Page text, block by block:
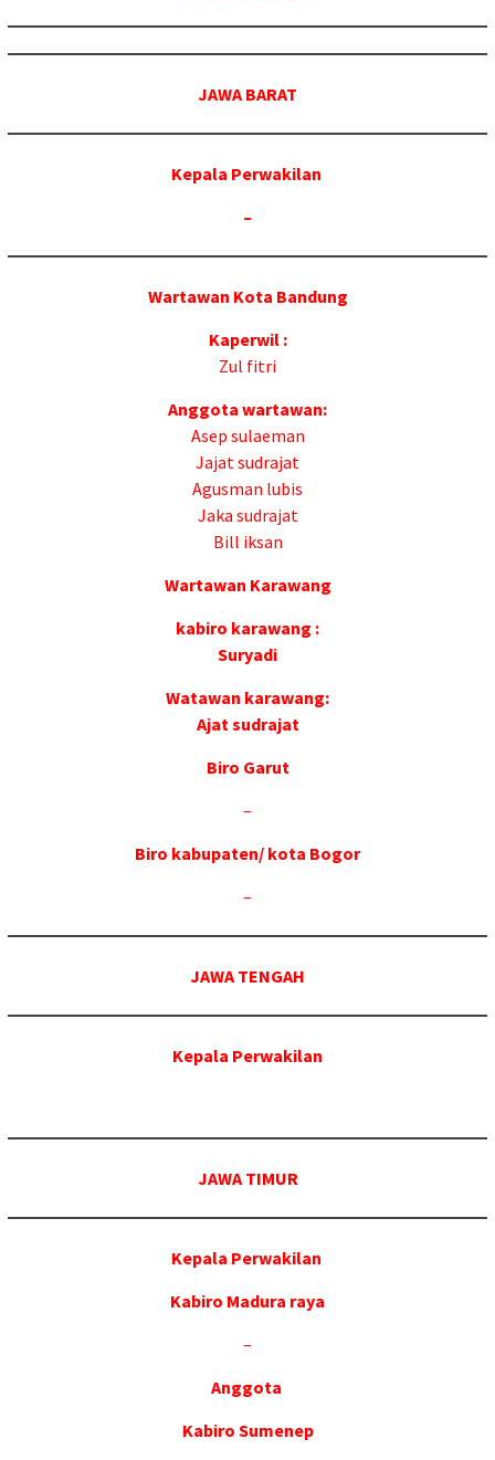
JAWA BARAT
Kepala Perwakilan
–
Wartawan Kota Bandung
Kaperwil :
Zul fitri
Anggota wartawan:
Asep sulaeman
Jajat sudrajat
Agusman lubis
Jaka sudrajat
Bill iksan
Wartawan Karawang
kabiro karawang :
Suryadi
Watawan karawang:
Ajat sudrajat
Biro Garut
–
Biro kabupaten/ kota Bogor
–
JAWA TENGAH
Kepala Perwakilan
JAWA TIMUR
Kepala Perwakilan
Kabiro Madura raya
–
Anggota
Kabiro Sumenep